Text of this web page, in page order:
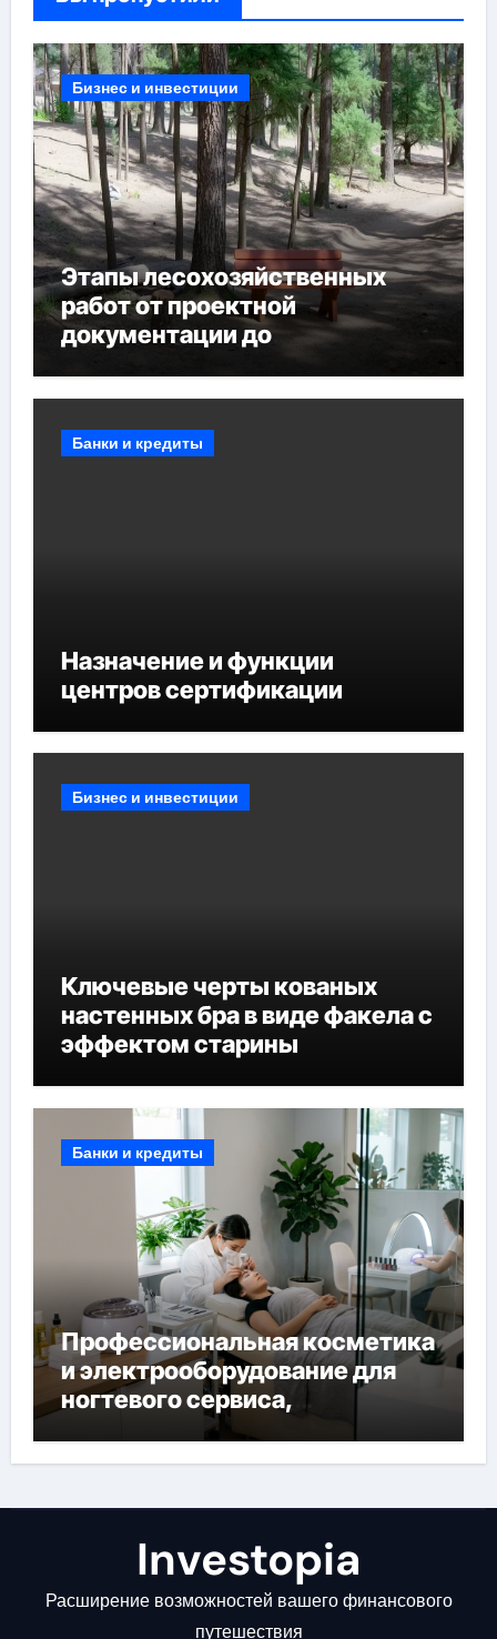
Бизнес и инвестиции
Этапы лесохозяйственных
работ от проектной
документации до
мероприятий и обустройства
Банки и кредиты
Назначение и функции
центров сертификации
Бизнес и инвестиции
Ключевые черты кованых
настенных бра в виде факела с
эффектом старины
Банки и кредиты
Профессиональная косметика
и электрооборудование для
ногтевого сервиса,
наращивания ресниц и
депиляции
Investopia
Расширение возможностей вашего финансового
путешествия